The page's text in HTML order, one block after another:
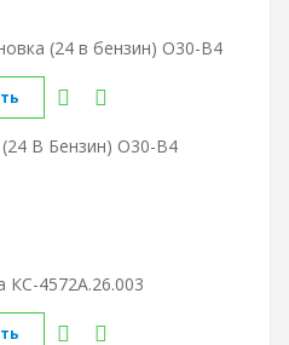
В Бензин) О30-В4